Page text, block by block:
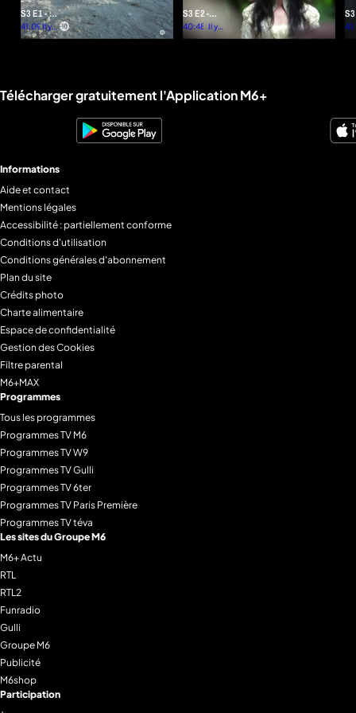
S3 E1 - Il
suffit d'y
croire
41:09Il y a
plus
S3 E2 -
L'orpheline
40:48 Il y a
plus
Liens utiles M6+.
Télécharger gratuitement l'Application M6+
Informations
Aide et contact
Mentions légales
Accessibilité : partiellement conforme
Conditions d'utilisation
Conditions générales d'abonnement
Plan du site
Crédits photo
Charte alimentaire
Espace de confidentialité
Gestion des Cookies
Filtre parental
M6+MAX
Programmes
Tous les programmes
Programmes TV M6
Programmes TV W9
Programmes TV Gulli
Programmes TV 6ter
Programmes TV Paris Première
Programmes TV téva
Les sites du Groupe M6
M6+ Actu
RTL
RTL2
Funradio
Gulli
Groupe M6
Publicité
M6shop
Participation